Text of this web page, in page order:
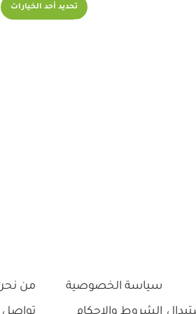
تحديد أحد الخيارات
سياسة الخصوصية
من